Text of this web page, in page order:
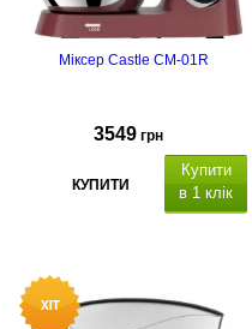
Міксер Castle CM-01R
3549 грн
КУПИТИ
Купити
в 1 клік